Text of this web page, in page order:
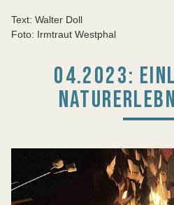
Text: Walter Doll
Foto: Irmtraut Westphal
04.2023: